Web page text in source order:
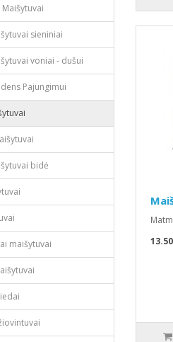
sieniniai
voniai - dušui
Pajungimui
bidė
maišytuvai